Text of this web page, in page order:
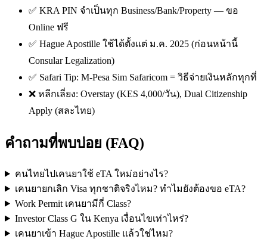
✅ KRA PIN จำเป็นทุก Business/Bank/Property — ขอ
Online ฟรี
✅ Hague Apostille ใช้ได้ตั้งแต่ ม.ค. 2025 (ก่อนหน้านี้
Consular Legalization)
✅ Safari Tip: M-Pesa Sim Safaricom = วิธีจ่ายเงินหลักทุกที่
❌ หลีกเลี่ยง: Overstay (KES 4,000/วัน), Dual Citizenship
Apply (สละไทย)
คำถามที่พบบ่อย (FAQ)
คนไทยไปเคนยาใช้ eTA ใหม่อย่างไร?
เคนยายกเลิก Visa ทุกชาติจริงไหม? ทำไมยังต้องขอ eTA?
Work Permit เคนยามีกี่ Class?
Investor Class G ใน Kenya เงื่อนไขเท่าไหร่?
เคนยาเข้า Hague Apostille แล้วใช่ไหม?